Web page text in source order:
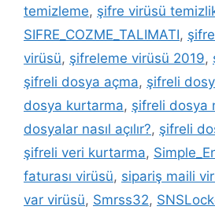
temizleme, şifre virüsü
SIFRE_COZME_TALIMATI,
virüsü, şifreleme virüsü 2019,
şifreli dosya açma, şifreli
dosya kurtarma, şifreli dosya
dosyalar nasıl açılır?, şifreli
şifreli veri kurtarma,
faturası virüsü, sipariş maili
var virüsü, Smrss32,